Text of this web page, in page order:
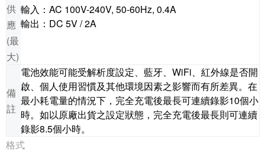
供
應
(最
大)
輸入：AC 100V-240V, 50-60Hz, 0.4A
輸出：DC 5V / 2A
備
註
電池效能可能受解析度設定、藍牙、WiFi、紅外線是否開
啟、個人使用習慣及其他環境因素之影響而有所差異。在
最小耗電量的情況下，完全充電後最長可連續錄影10個小
時。如以原廠出貨之設定狀態，完全充電後最長則可連續
錄影8.5個小時。
格式